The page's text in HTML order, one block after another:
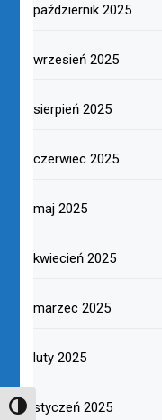
TOGGLE HIGH CONTRAST
październik 2025
wrzesień 2025
sierpień 2025
czerwiec 2025
maj 2025
kwiecień 2025
marzec 2025
luty 2025
styczeń 2025